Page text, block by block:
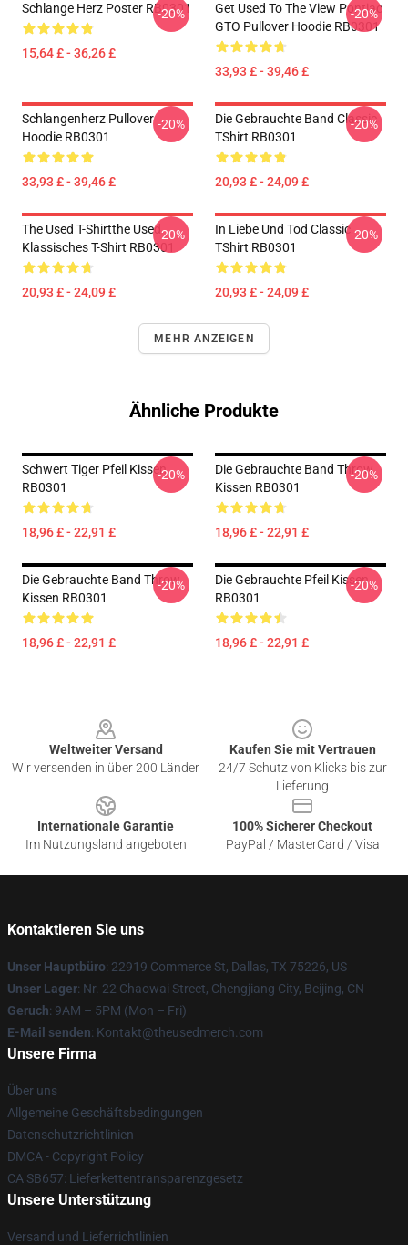
Schlange Herz Poster RB0301
15,64 £ - 36,26 £
-20%
Get Used To The View Pontiac
GTO Pullover Hoodie RB0301
33,93 £ - 39,46 £
-20%
Schlangenherz Pullover
Hoodie RB0301
33,93 £ - 39,46 £
-20%
Die Gebrauchte Band Classic
TShirt RB0301
20,93 £ - 24,09 £
-20%
The Used T-Shirtthe Used
Klassisches T-Shirt RB0301
20,93 £ - 24,09 £
-20%
In Liebe Und Tod Classic
TShirt RB0301
20,93 £ - 24,09 £
-20%
MEHR ANZEIGEN
Ähnliche Produkte
Schwert Tiger Pfeil Kissen
RB0301
18,96 £ - 22,91 £
-20%
Die Gebrauchte Band Throw
Kissen RB0301
18,96 £ - 22,91 £
-20%
Die Gebrauchte Band Throw
Kissen RB0301
18,96 £ - 22,91 £
-20%
Die Gebrauchte Pfeil Kissen
RB0301
18,96 £ - 22,91 £
-20%
Weltweiter Versand
Wir versenden in über 200 Länder
Kaufen Sie mit Vertrauen
24/7 Schutz von Klicks bis zur
Lieferung
Internationale Garantie
Im Nutzungsland angeboten
100% Sicherer Checkout
PayPal / MasterCard / Visa
Kontaktieren Sie uns
Unser Hauptbüro: 22919 Commerce St, Dallas, TX 75226, US
Unser Lager: Nr. 22 Chaowai Street, Chengjiang City, Beijing, CN
Geruch: 9AM – 5PM (Mon – Fri)
E-Mail senden: Kontakt@theusedmerch.com
Unsere Firma
Über uns
Allgemeine Geschäftsbedingungen
Datenschutzrichtlinien
DMCA - Copyright Policy
CA SB657: Lieferkettentransparenzgesetz
Unsere Unterstützung
Versand und Lieferrichtlinien